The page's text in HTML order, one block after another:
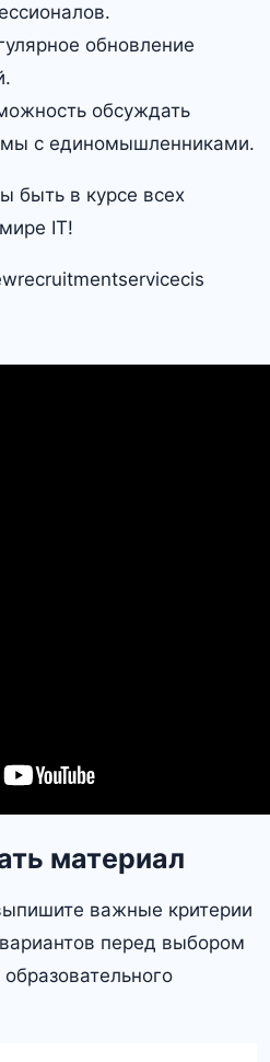
обновление
обсуждать
с единомышленниками.
быть в курсе всех
IT!
материал
важные критерии
перед выбором